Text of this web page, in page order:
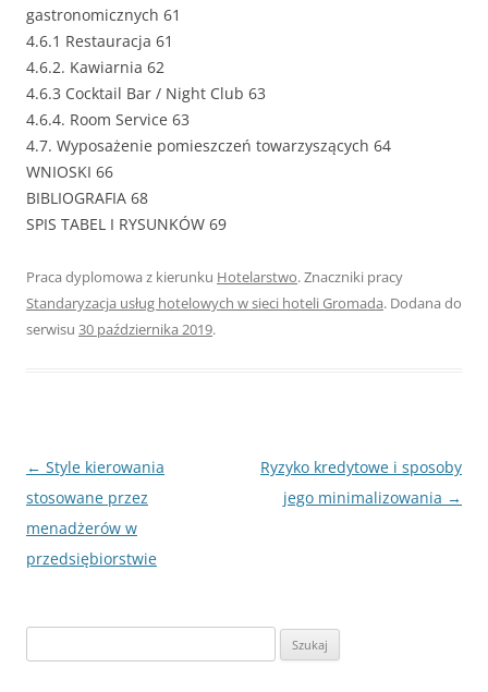
gastronomicznych 61
4.6.1 Restauracja 61
4.6.2. Kawiarnia 62
4.6.3 Cocktail Bar / Night Club 63
4.6.4. Room Service 63
4.7. Wyposażenie pomieszczeń towarzyszących 64
WNIOSKI 66
BIBLIOGRAFIA 68
SPIS TABEL I RYSUNKÓW 69
Praca dyplomowa z kierunku Hotelarstwo. Znaczniki pracy
Standaryzacja usług hotelowych w sieci hoteli Gromada. Dodana do
serwisu 30 października 2019.
Nawigacja
wpisu
← Style kierowania
stosowane przez
menadżerów w
przedsiębiorstwie
Ryzyko kredytowe i sposoby
jego minimalizowania →
z